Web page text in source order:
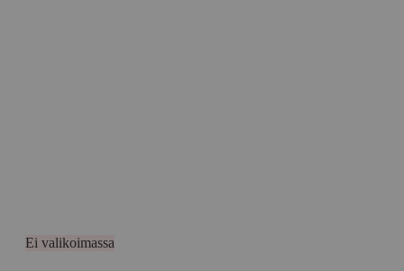
Ei valikoimassa